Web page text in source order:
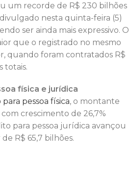
um recorde de R$ 230 bilhões
nesta quinta-feira (5)
ser ainda mais expressivo. O
que o registrado no mesmo
quando foram contratados R$
totais.
física e jurídica
pessoa física, o montante
crescimento de 26,7%
para pessoa jurídica avançou
R$ 65,7 bilhões.